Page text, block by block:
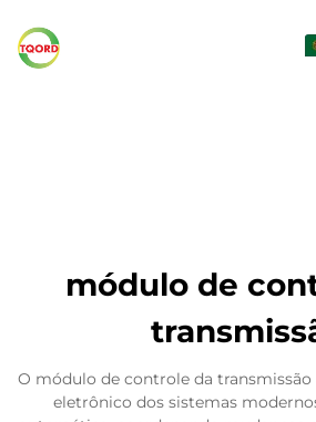
módulo de
O módulo de controle da
eletrônico dos sistemas